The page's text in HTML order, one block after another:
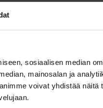
sosiaalisen median
mainosalan ja
voivat yhdistää näitä
tavallista